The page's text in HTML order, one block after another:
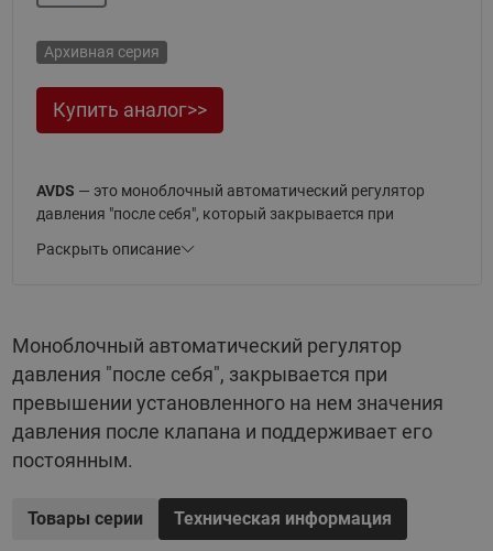
Архивная серия
Купить аналог>>
AVDS — это моноблочный автоматический регулятор
давления "после себя", который закрывается при
после клапана и поддерживает его постоянным.
клапан, регулирующий блок с диафрагменным
элементом и импульсную трубку между ними.
Буква "S" в маркировке
теплоноситель, применяемый с клапаном - водяной пар с
температурой до 200 °С, однако можно использовать и с
Регуляторы давления "после себя" AVDS представлены в
Раскрыть описание
Моноблочный автоматический регулятор
давления "после себя", закрывается при
превышении установленного на нем значения
давления после клапана и поддерживает его
постоянным.
Товары серии Техническая информация